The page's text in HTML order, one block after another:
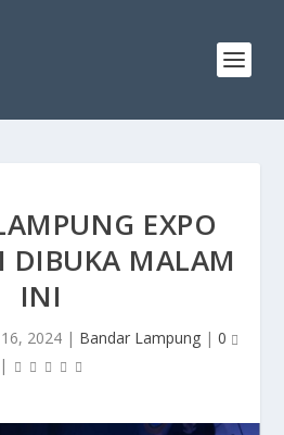
EXPO
DIBUKA MALAM
INI
16, 2024| Bandar Lampung| 0
|